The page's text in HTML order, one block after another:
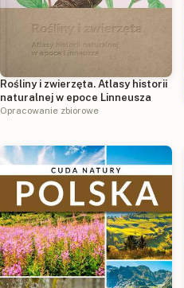
Rośliny i zwierzęta. Atlasy historii
naturalnej w epoce Linneusza
Opracowanie zbiorowe